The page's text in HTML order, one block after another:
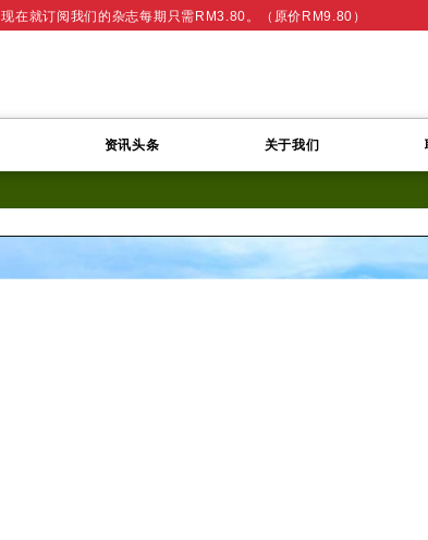
现在就订阅我们的杂志每期只需RM3.80。（原价RM9.80）
资讯头条 关于我们